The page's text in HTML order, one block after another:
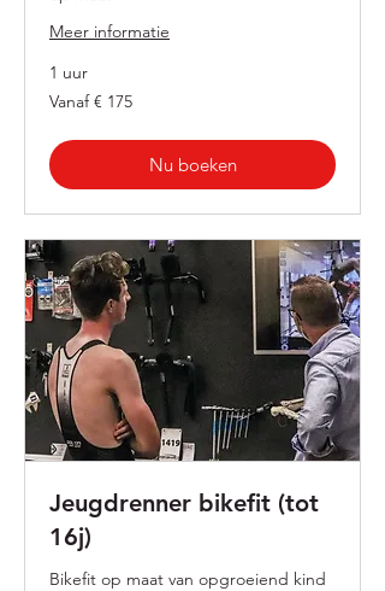
Meer informatie
1 uur
Vanaf
175
Vanaf € 175
Nu boeken
Jeugdrenner bikefit (tot
16j)
Bikefit op maat van opgroeiend kind